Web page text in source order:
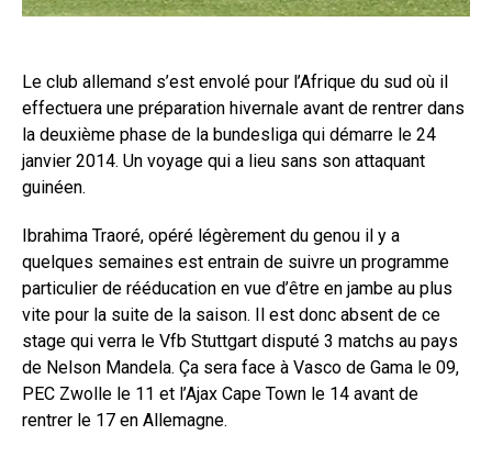
Le club allemand s’est envolé pour l’Afrique du sud où il
effectuera une préparation hivernale avant de rentrer dans
la deuxième phase de la bundesliga qui démarre le 24
janvier 2014. Un voyage qui a lieu sans son attaquant
guinéen.
Ibrahima Traoré, opéré légèrement du genou il y a
quelques semaines est entrain de suivre un programme
particulier de rééducation en vue d’être en jambe au plus
vite pour la suite de la saison. Il est donc absent de ce
stage qui verra le Vfb Stuttgart disputé 3 matchs au pays
de Nelson Mandela. Ça sera face à Vasco de Gama le 09,
PEC Zwolle le 11 et l’Ajax Cape Town le 14 avant de
rentrer le 17 en Allemagne.